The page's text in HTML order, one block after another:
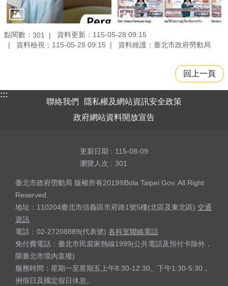
點閱數： 301
資料更新：115-05-28 09:15
資料檢視：115-05-28 09:15
資料維護：臺北市政府勞動局
回上一頁
:::
聯絡我們
隱私權及網站資訊安全政策
政府網站資料開放宣告
更新日期
115-08-09
瀏覽人次
301
臺北市政府勞動局 版權所有2019®Bola Taipei Gov. All Right
Reserved.
地址：110204臺北市信義區市府路1號5樓(北區及東北區) 交通
資訊
電話：02-27208889(代表號) 各科室聯絡電話
免付費電話：臺北市民當家熱線1999(公共電話及預付卡除外，
限臺北市境內直撥)
服務時間：星期一至星期五上午8:30-12:30、下午1:30-5:30，
例假日及國定假日休息。